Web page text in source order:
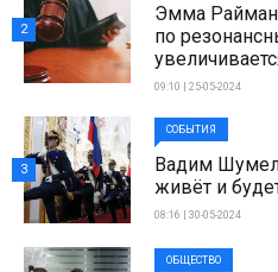
Эмма
по
09:10 | 25-05-2024
2
СОБЫТИЯ
Вадим
живёт и
08:16 | 30-05-2024
3
ОБЩЕСТВО